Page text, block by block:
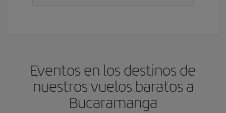
Eventos en los destinos de
nuestros vuelos baratos a
Bucaramanga